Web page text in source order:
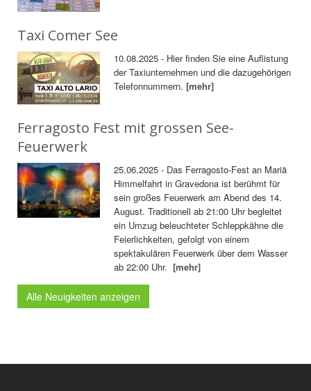
Taxi Comer See
10.08.2025 - Hier finden Sie eine Auflistung
der Taxiunternehmen und die dazugehörigen
Telefonnummern.[mehr]
Ferragosto Fest mit grossen See-
Feuerwerk
25.06.2025 - Das Ferragosto-Fest an Mariä
Himmelfahrt in Gravedona ist berühmt für
sein großes Feuerwerk am Abend des 14.
August. Traditionell ab 21:00 Uhr begleitet
ein Umzug beleuchteter Schleppkähne die
Feierlichkeiten, gefolgt von einem
spektakulären Feuerwerk über dem Wasser
ab 22:00 Uhr.[mehr]
Alle Neuigkeiten anzeigen